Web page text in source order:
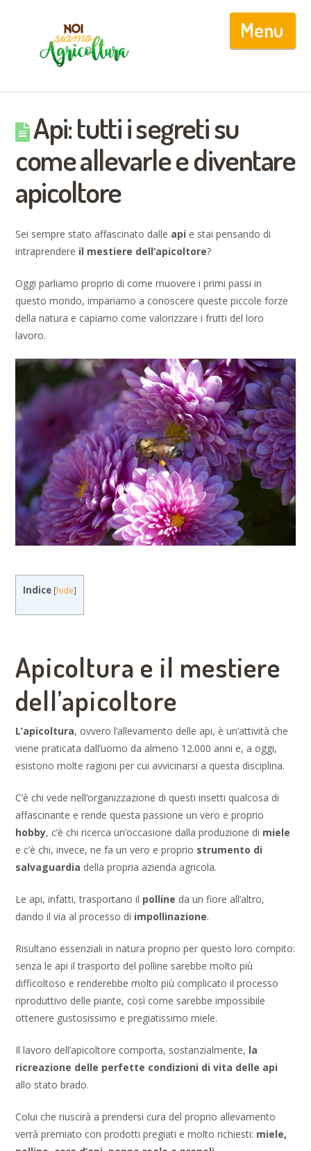
Api: tutti i segreti su
come allevarle e diventare
apicoltore
Sei sempre stato affascinato dalle api e stai pensando di
intraprendere il mestiere dell’apicoltore?
Oggi parliamo proprio di come muovere i primi passi in
questo mondo, impariamo a conoscere queste piccole forze
della natura e capiamo come valorizzare i frutti del loro
lavoro.
Indice [hide]
Apicoltura e il mestiere
dell’apicoltore
L’apicoltura, ovvero l’allevamento delle api, è un’attività che
viene praticata dall’uomo da almeno 12.000 anni e, a oggi,
esistono molte ragioni per cui avvicinarsi a questa disciplina.
C’è chi vede nell’organizzazione di questi insetti qualcosa di
affascinante e rende questa passione un vero e proprio
hobby, c’è chi ricerca un’occasione dalla produzione di miele
e c’è chi, invece, ne fa un vero e proprio strumento di
salvaguardia della propria azienda agricola.
Le api, infatti, trasportano il polline da un fiore all’altro,
dando il via al processo di impollinazione.
Risultano essenziali in natura proprio per questo loro compito:
senza le api il trasporto del polline sarebbe molto più
difficoltoso e renderebbe molto più complicato il processo
riproduttivo delle piante, così come sarebbe impossibile
ottenere gustosissimo e pregiatissimo miele.
Il lavoro dell’apicoltore comporta, sostanzialmente, la
ricreazione delle perfette condizioni di vita delle api
allo stato brado.
Colui che riuscirà a prendersi cura del proprio allevamento
verrà premiato con prodotti pregiati e molto richiesti: miele,